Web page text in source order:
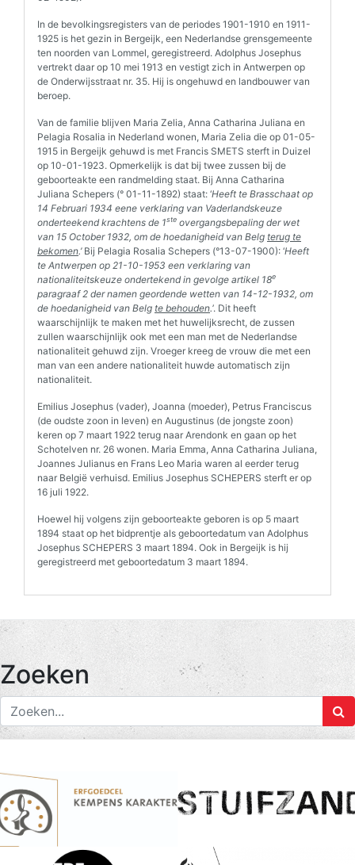
In de bevolkingsregisters van de periodes 1901-1910 en 1911-
1925 is het gezin in Bergeijk, een Nederlandse grensgemeente
ten noorden van Lommel, geregistreerd. Adolphus Josephus
vertrekt daar op 10 mei 1913 en vestigt zich in Antwerpen op
de Onderwijsstraat nr. 35. Hij is ongehuwd en landbouwer van
beroep.
Van de familie blijven Maria Zelia, Anna Catharina Juliana en
Pelagia Rosalia in Nederland wonen, Maria Zelia die op 01-05-
1915 in Bergeijk gehuwd is met Francis SMETS sterft in Duizel
op 10-01-1923. Opmerkelijk is dat bij twee zussen bij de
geboorteakte een randmelding staat. Bij Anna Catharina
Juliana Schepers (° 01-11-1892) staat: ‘Heeft te Brasschaat op
14 Februari 1934 eene verklaring van Vaderlandskeuze
onderteekend krachtens de 1ste overgangsbepaling der wet
van 15 October 1932, om de hoedanigheid van Belg terug te
bekomen.’Bij Pelagia Rosalia Schepers (°13-07-1900): ‘Heeft
te Antwerpen op 21-10-1953 een verklaring van
nationaliteitskeuze ondertekend in gevolge artikel 18e
paragraaf 2 der namen geordende wetten van 14-12-1932, om
de hoedanigheid van Belg te behouden.’. Dit heeft
waarschijnlijk te maken met het huwelijksrecht, de zussen
zullen waarschijnlijk ook met een man met de Nederlandse
nationaliteit gehuwd zijn. Vroeger kreeg de vrouw die met een
man van een andere nationaliteit huwde automatisch zijn
nationaliteit.
Emilius Josephus (vader), Joanna (moeder), Petrus Franciscus
(de oudste zoon in leven) en Augustinus (de jongste zoon)
keren op 7 maart 1922 terug naar Arendonk en gaan op het
Schotelven nr. 26 wonen. Maria Emma, Anna Catharina Juliana,
Joannes Julianus en Frans Leo Maria waren al eerder terug
naar België verhuisd. Emilius Josephus SCHEPERS sterft er op
16 juli 1922.
Hoewel hij volgens zijn geboorteakte geboren is op 5 maart
1894 staat op het bidprentje als geboortedatum van Adolphus
Josephus SCHEPERS 3 maart 1894. Ook in Bergeijk is hij
geregistreerd met geboortedatum 3 maart 1894.
Zoeken